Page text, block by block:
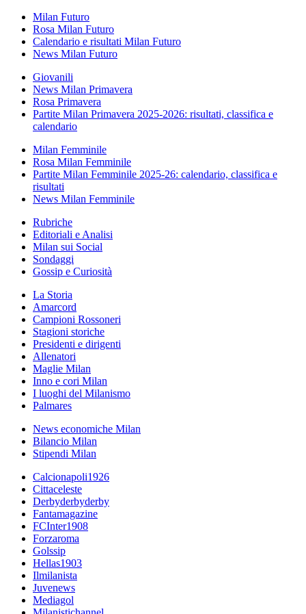
Milan Futuro
Rosa Milan Futuro
Calendario e risultati Milan Futuro
News Milan Futuro
Giovanili
News Milan Primavera
Rosa Primavera
Partite Milan Primavera 2025-2026: risultati, classifica e
calendario
Milan Femminile
Rosa Milan Femminile
Partite Milan Femminile 2025-26: calendario, classifica e
risultati
News Milan Femminile
Rubriche
Editoriali e Analisi
Milan sui Social
Sondaggi
Gossip e Curiosità
La Storia
Amarcord
Campioni Rossoneri
Stagioni storiche
Presidenti e dirigenti
Allenatori
Maglie Milan
Inno e cori Milan
I luoghi del Milanismo
Palmares
News economiche Milan
Bilancio Milan
Stipendi Milan
Calcionapoli1926
Cittaceleste
Derbyderbyderby
Fantamagazine
FCInter1908
Forzaroma
Golssip
Hellas1903
Ilmilanista
Juvenews
Mediagol